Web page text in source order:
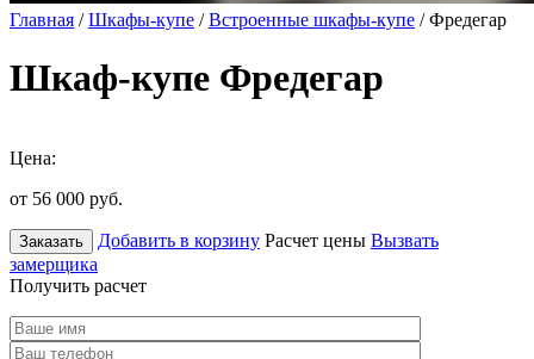
Главная /Шкафы-купе /Встроенные шкафы-купе / Фредегар
Шкаф-купе Фредегар
Цена:
от 56 000 руб.
Заказать Добавить в корзину Расчет цены Вызвать
замерщика
Получить расчет